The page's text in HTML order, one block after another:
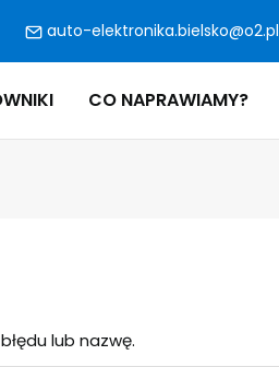
auto-elektronika.bielsko@o2.pl
CO NAPRAWIAMY?
lub nazwę.